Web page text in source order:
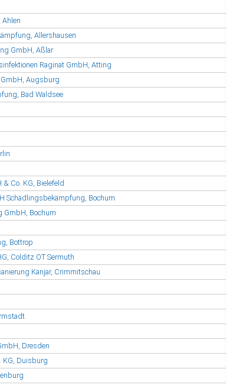
Ahlen
Allershausen
GmbH, Aßlar
Raginat GmbH, Atting
GmbH, Augsburg
Bad Waldsee
Co. KG, Bielefeld
Schädlingsbekämpfung, Bochum
GmbH, Bochum
Bottrop
Colditz OT Sermuth
Kanjar, Crimmitschau
Dresden
KG, Duisburg